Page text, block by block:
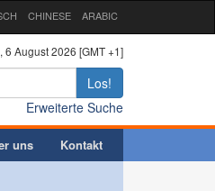
CHINESE ARABIC
6 August 2026 [GMT +1]
Los!
Erweiterte Suche
uns Kontakt